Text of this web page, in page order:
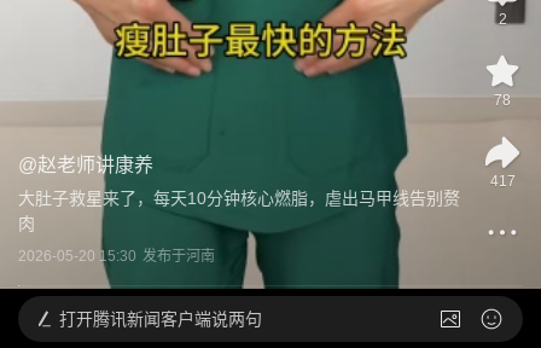
@赵老师讲康养
大肚子救星来了，每天10分钟核心燃脂，虐出马甲线告别赘
肉
2026-05-20 15:30 发布于河南
2
78
417
打开腾讯新闻客户端说两句